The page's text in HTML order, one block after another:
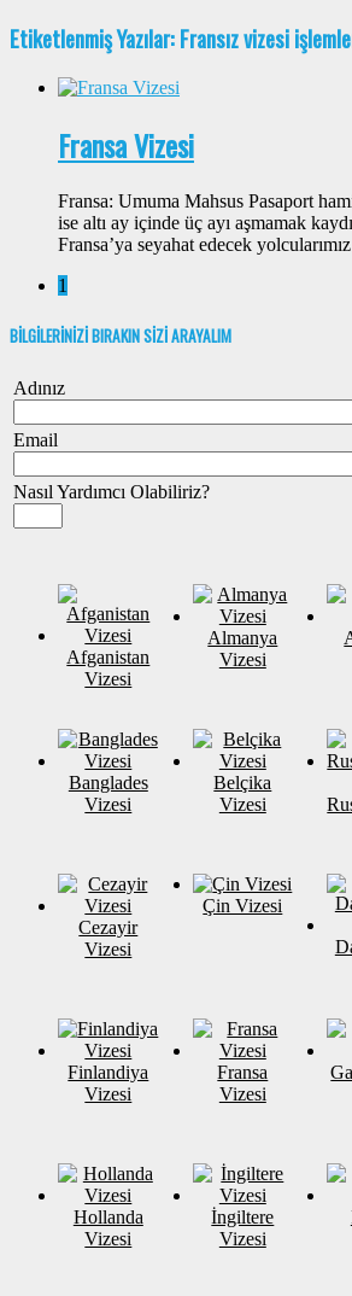
Etiketlenmiş Yazılar: Fransız vizesi
Fransa Vizesi
Fransa: Umuma Mahsus Pasaport
ise altı ay içinde üç ayı aşmamak
Fransa’ya seyahat edecek
1
BİLGİLERİNİZİ BIRAKIN SİZİ ARAYALIM
Adınız
Email
Nasıl Yardımcı Olabiliriz?
Afganistan
Vizesi
Almanya
Vizesi
Banglades
Vizesi
Belçika
Vizesi
Cezayir
Vizesi
Çin Vizesi
Finlandiya
Vizesi
Fransa
Vizesi
Hollanda
Vizesi
İngiltere
Vizesi